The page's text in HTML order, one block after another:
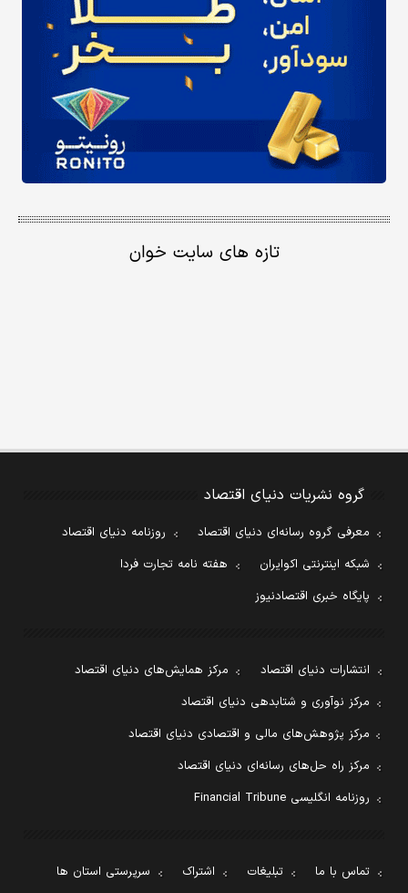
تازه های سایت خوان
گروه نشریات دنیای اقتصاد
معرفی گروه رسانه‌ای دنیای اقتصاد
روزنامه دنیای اقتصاد
شبکه اینترنتی اکوایران
هفته نامه تجارت فردا
پایگاه خبری اقتصادنیوز
انتشارات دنیای اقتصاد
مرکز همایش‌های دنیای اقتصاد
مرکز نوآوری و شتابدهی دنیای اقتصاد
مرکز پژوهش‌های مالی و اقتصادی دنیای اقتصاد
مرکز راه حل‌های رسانه‌ای دنیای اقتصاد
روزنامه انگلیسی Financial Tribune
تماس با ما تبلیغات اشتراک سرپرستی استان ها